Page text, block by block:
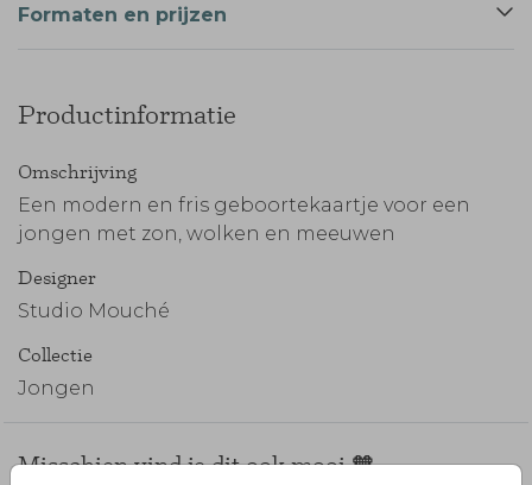
Formaten en prijzen
Productinformatie
Omschrijving
Een modern en fris geboortekaartje voor een
jongen met zon, wolken en meeuwen
Designer
Studio Mouché
Collectie
Jongen
Misschien vind je dit ook mooi 🧡